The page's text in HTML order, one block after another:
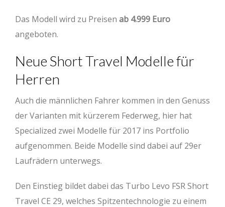
Das Modell wird zu Preisen ab 4.999 Euro
angeboten.
Neue Short Travel Modelle für
Herren
Auch die männlichen Fahrer kommen in den Genuss
der Varianten mit kürzerem Federweg, hier hat
Specialized zwei Modelle für 2017 ins Portfolio
aufgenommen. Beide Modelle sind dabei auf 29er
Laufrädern unterwegs.
Den Einstieg bildet dabei das Turbo Levo FSR Short
Travel CE 29, welches Spitzentechnologie zu einem